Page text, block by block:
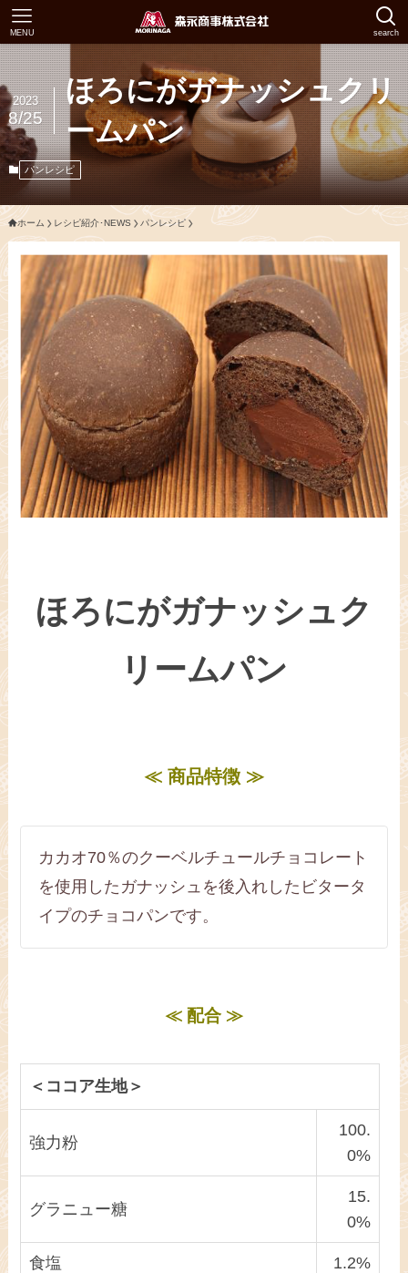
search
MENU
ほろにがガナッシュクリ
ームパン
2023
8/25
パンレシピ
ホーム レシピ紹介･NEWS パンレシピ
ほろにがガナッシュク
リームパン
≪ 商品特徴 ≫
カカオ70％のクーベルチュールチョコレート
を使用したガナッシュを後入れしたビタータ
イプのチョコパンです。
≪ 配合 ≫
＜ココア生地＞
強力粉
100.
0%
グラニュー糖
15.
0%
食塩 1.2%